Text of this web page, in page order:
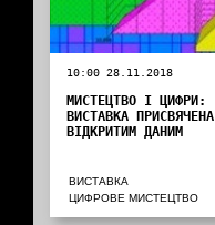
10:00 28.11.2018
МИСТЕЦТВО І ЦИФРИ:
ВИСТАВКА ПРИСВЯЧЕНА
ВІДКРИТИМ ДАНИМ
ВИСТАВКА
ЦИФРОВЕ МИСТЕЦТВО